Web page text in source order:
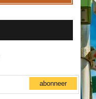
abonneer